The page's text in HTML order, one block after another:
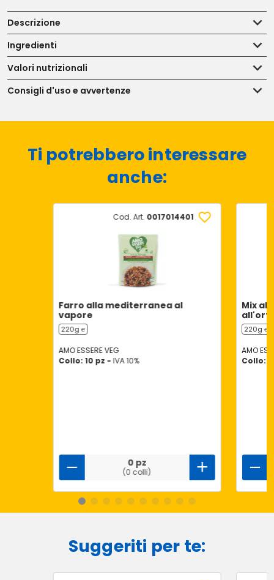
Descrizione
Ingredienti
Valori nutrizionali
Consigli d'uso e avvertenze
Ti potrebbero interessare
anche:
Cod. Art. 0017014401
Farro alla mediterranea al
vapore
220g ℮
AMO ESSERE VEG
Collo: 10 pz - IVA 10%
0 pz
(0 colli)
Mix al
220g ℮
AMO
Collo:
Suggeriti per te: